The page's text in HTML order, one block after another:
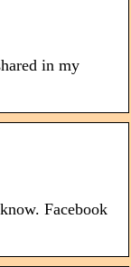
in my
Facebook